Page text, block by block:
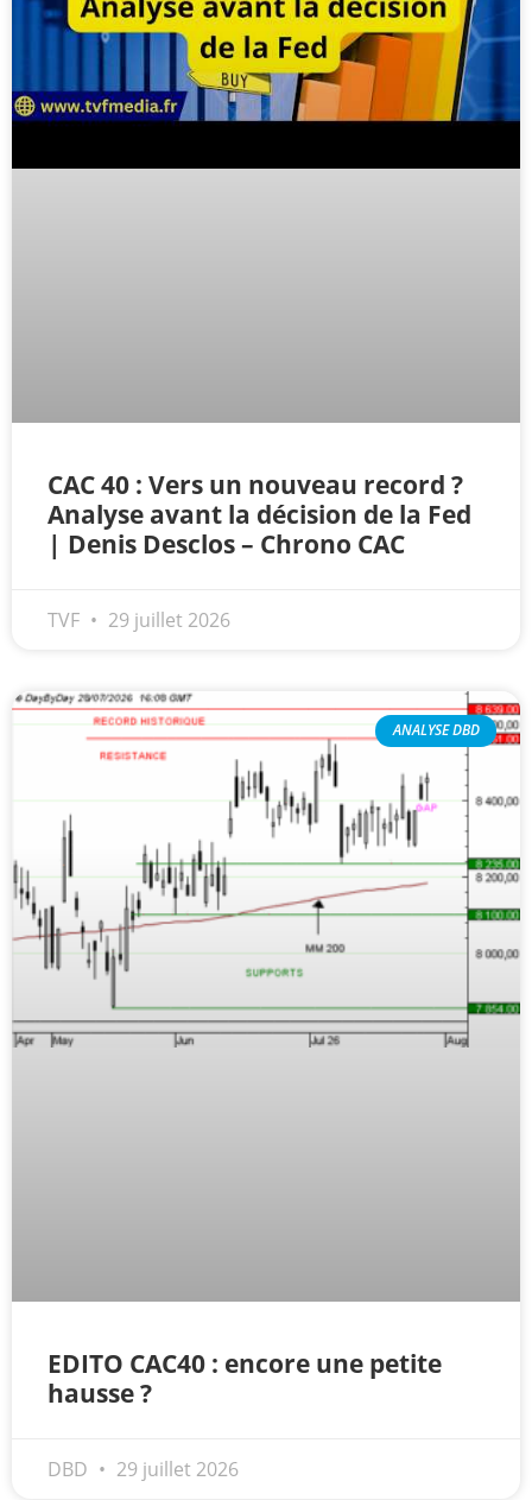
CAC 40 : Vers un nouveau record ?
Analyse avant la décision de la Fed
| Denis Desclos – Chrono CAC
TVF 29 juillet 2026
ANALYSE DBD
EDITO CAC40 : encore une petite
hausse ?
DBD 29 juillet 2026